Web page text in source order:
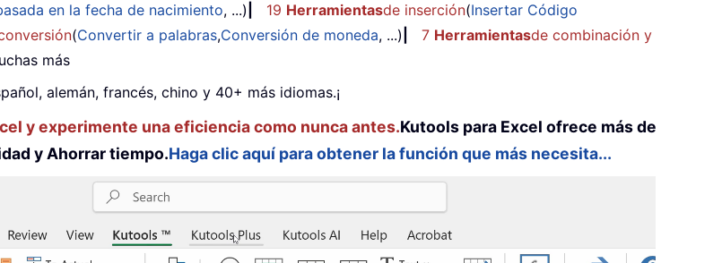
en la fecha de nacimiento, ...) 19 Herramientasde inserción(Insertar Código
(Convertir a palabras,Conversión de moneda, ...) 7 Herramientasde combinación y
más
alemán, francés, chino y 40+ más idiomas.¡
y experimente una eficiencia como nunca antes.Kutools para Excel ofrece más de
y Ahorrar tiempo.Haga clic aquí para obtener la función que más necesita...